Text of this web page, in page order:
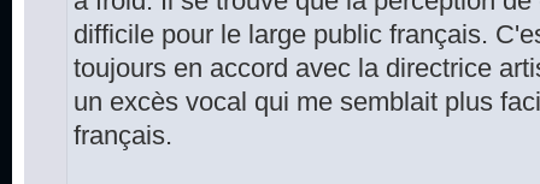
difficile pour le large public français.
toujours en accord avec la directrice
un excès vocal qui me semblait plus
français.